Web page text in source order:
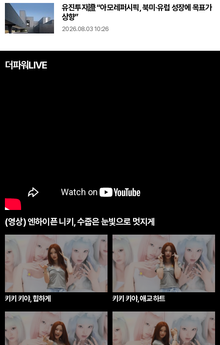
유진투자證 “아모레퍼시픽, 북미·유럽 성장에 목표가
상향”
2026.08.03 10:26
더파워LIVE
(영상) 엔하이픈 니키, 수줍은 눈빛으로 멋지게
키키 키야, 힙하게 키키 키야, 애교 하트